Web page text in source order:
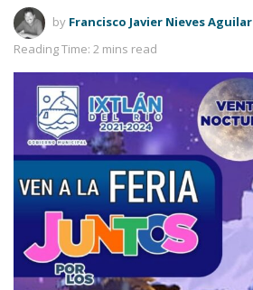
by Francisco Javier Nieves Aguilar
Reading Time: 2 mins read